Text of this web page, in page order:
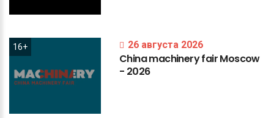
16+ 26 августа 2026
ChinamachineryfairMoscow
- 2026